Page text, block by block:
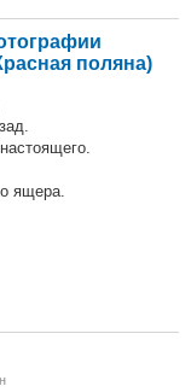
поляна)
ящера.